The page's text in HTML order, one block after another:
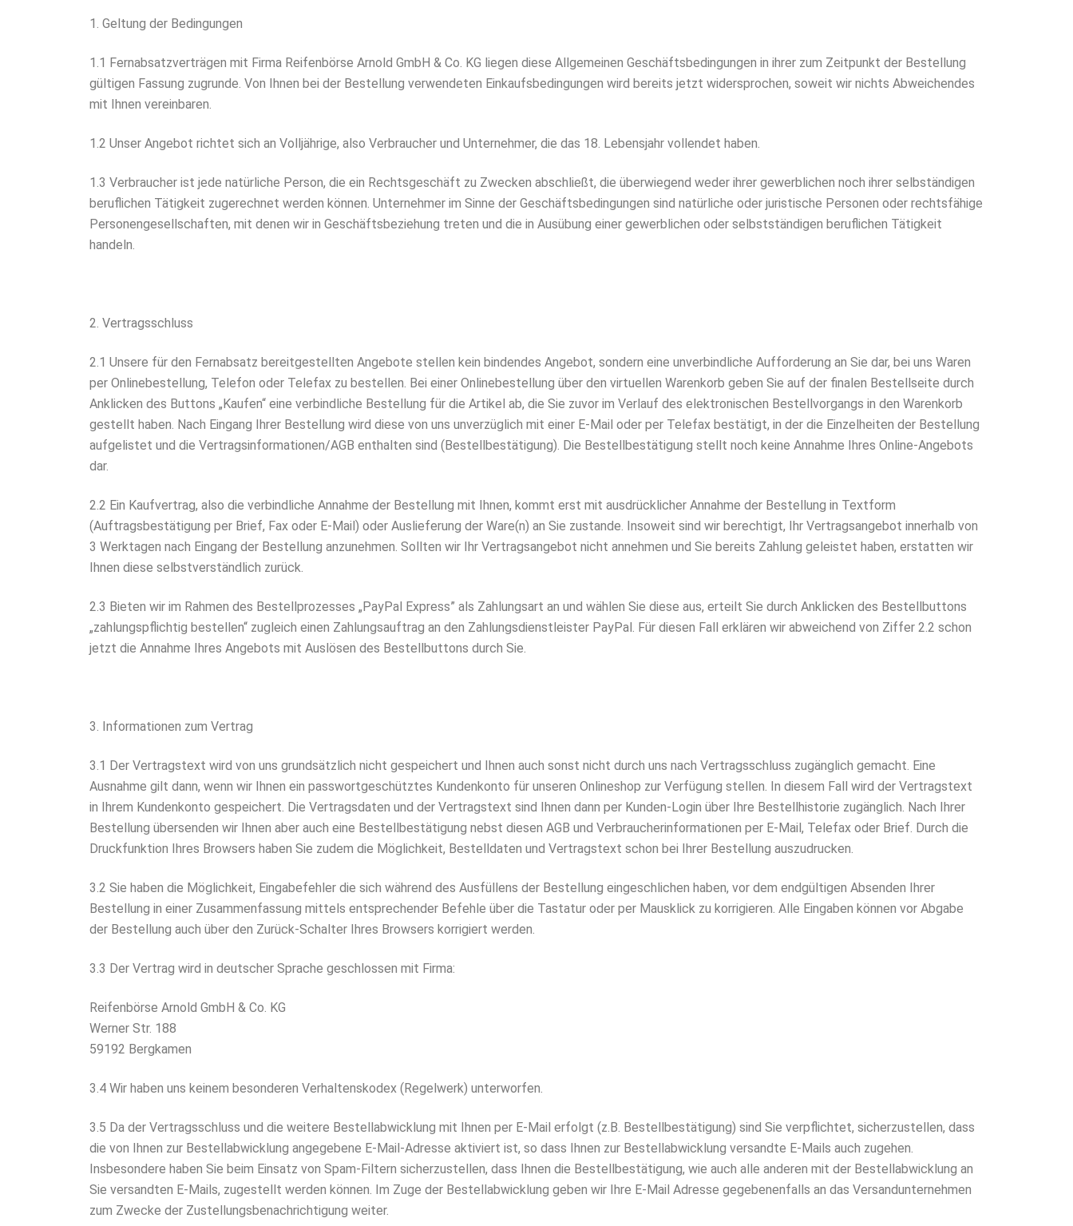
1. Geltung der Bedingungen
1.1 Fernabsatzverträgen mit Firma Reifenbörse Arnold GmbH & Co. KG liegen diese Allgemeinen Geschäftsbedingungen in ihrer zum Zeitpunkt der Bestellung
gültigen Fassung zugrunde. Von Ihnen bei der Bestellung verwendeten Einkaufsbedingungen wird bereits jetzt widersprochen, soweit wir nichts Abweichendes
mit Ihnen vereinbaren.
1.2 Unser Angebot richtet sich an Volljährige, also Verbraucher und Unternehmer, die das 18. Lebensjahr vollendet haben.
1.3 Verbraucher ist jede natürliche Person, die ein Rechtsgeschäft zu Zwecken abschließt, die überwiegend weder ihrer gewerblichen noch ihrer selbständigen
beruflichen Tätigkeit zugerechnet werden können. Unternehmer im Sinne der Geschäftsbedingungen sind natürliche oder juristische Personen oder rechtsfähige
Personengesellschaften, mit denen wir in Geschäftsbeziehung treten und die in Ausübung einer gewerblichen oder selbstständigen beruflichen Tätigkeit
handeln.
2. Vertragsschluss
2.1 Unsere für den Fernabsatz bereitgestellten Angebote stellen kein bindendes Angebot, sondern eine unverbindliche Aufforderung an Sie dar, bei uns Waren
per Onlinebestellung, Telefon oder Telefax zu bestellen. Bei einer Onlinebestellung über den virtuellen Warenkorb geben Sie auf der finalen Bestellseite durch
Anklicken des Buttons „Kaufen“ eine verbindliche Bestellung für die Artikel ab, die Sie zuvor im Verlauf des elektronischen Bestellvorgangs in den Warenkorb
gestellt haben. Nach Eingang Ihrer Bestellung wird diese von uns unverzüglich mit einer E-Mail oder per Telefax bestätigt, in der die Einzelheiten der Bestellung
aufgelistet und die Vertragsinformationen/AGB enthalten sind (Bestellbestätigung). Die Bestellbestätigung stellt noch keine Annahme Ihres Online-Angebots
dar.
2.2 Ein Kaufvertrag, also die verbindliche Annahme der Bestellung mit Ihnen, kommt erst mit ausdrücklicher Annahme der Bestellung in Textform
(Auftragsbestätigung per Brief, Fax oder E-Mail) oder Auslieferung der Ware(n) an Sie zustande. Insoweit sind wir berechtigt, Ihr Vertragsangebot innerhalb von
3 Werktagen nach Eingang der Bestellung anzunehmen. Sollten wir Ihr Vertragsangebot nicht annehmen und Sie bereits Zahlung geleistet haben, erstatten wir
Ihnen diese selbstverständlich zurück.
2.3 Bieten wir im Rahmen des Bestellprozesses „PayPal Express” als Zahlungsart an und wählen Sie diese aus, erteilt Sie durch Anklicken des Bestellbuttons
„zahlungspflichtig bestellen“ zugleich einen Zahlungsauftrag an den Zahlungsdienstleister PayPal. Für diesen Fall erklären wir abweichend von Ziffer 2.2 schon
jetzt die Annahme Ihres Angebots mit Auslösen des Bestellbuttons durch Sie.
3. Informationen zum Vertrag
3.1 Der Vertragstext wird von uns grundsätzlich nicht gespeichert und Ihnen auch sonst nicht durch uns nach Vertragsschluss zugänglich gemacht. Eine
Ausnahme gilt dann, wenn wir Ihnen ein passwortgeschütztes Kundenkonto für unseren Onlineshop zur Verfügung stellen. In diesem Fall wird der Vertragstext
in Ihrem Kundenkonto gespeichert. Die Vertragsdaten und der Vertragstext sind Ihnen dann per Kunden-Login über Ihre Bestellhistorie zugänglich. Nach Ihrer
Bestellung übersenden wir Ihnen aber auch eine Bestellbestätigung nebst diesen AGB und Verbraucherinformationen per E-Mail, Telefax oder Brief. Durch die
Druckfunktion Ihres Browsers haben Sie zudem die Möglichkeit, Bestelldaten und Vertragstext schon bei Ihrer Bestellung auszudrucken.
3.2 Sie haben die Möglichkeit, Eingabefehler die sich während des Ausfüllens der Bestellung eingeschlichen haben, vor dem endgültigen Absenden Ihrer
Bestellung in einer Zusammenfassung mittels entsprechender Befehle über die Tastatur oder per Mausklick zu korrigieren. Alle Eingaben können vor Abgabe
der Bestellung auch über den Zurück-Schalter Ihres Browsers korrigiert werden.
3.3 Der Vertrag wird in deutscher Sprache geschlossen mit Firma:
Reifenbörse Arnold GmbH & Co. KG
Werner Str. 188
59192 Bergkamen
3.4 Wir haben uns keinem besonderen Verhaltenskodex (Regelwerk) unterworfen.
3.5 Da der Vertragsschluss und die weitere Bestellabwicklung mit Ihnen per E-Mail erfolgt (z.B. Bestellbestätigung) sind Sie verpflichtet, sicherzustellen, dass
die von Ihnen zur Bestellabwicklung angegebene E-Mail-Adresse aktiviert ist, so dass Ihnen zur Bestellabwicklung versandte E-Mails auch zugehen.
Insbesondere haben Sie beim Einsatz von Spam-Filtern sicherzustellen, dass Ihnen die Bestellbestätigung, wie auch alle anderen mit der Bestellabwicklung an
Sie versandten E-Mails, zugestellt werden können. Im Zuge der Bestellabwicklung geben wir Ihre E-Mail Adresse gegebenenfalls an das Versandunternehmen
zum Zwecke der Zustellungsbenachrichtigung weiter.